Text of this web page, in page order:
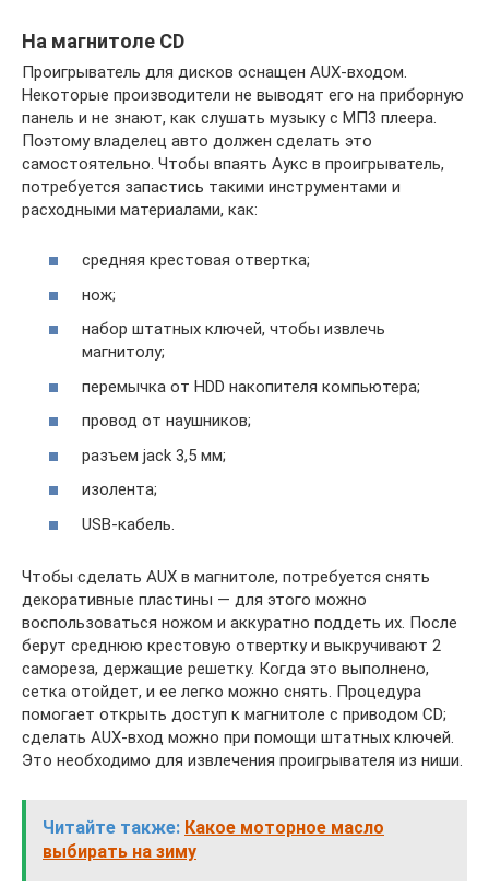
На магнитоле CD
Проигрыватель для дисков оснащен AUX-входом.
Некоторые производители не выводят его на приборную
панель и не знают, как слушать музыку с МП3 плеера.
Поэтому владелец авто должен сделать это
самостоятельно. Чтобы впаять Аукс в проигрыватель,
потребуется запастись такими инструментами и
расходными материалами, как:
средняя крестовая отвертка;
нож;
набор штатных ключей, чтобы извлечь
магнитолу;
перемычка от HDD накопителя компьютера;
провод от наушников;
разъем jack 3,5 мм;
изолента;
USB-кабель.
Чтобы сделать AUX в магнитоле, потребуется снять
декоративные пластины — для этого можно
воспользоваться ножом и аккуратно поддеть их. После
берут среднюю крестовую отвертку и выкручивают 2
самореза, держащие решетку. Когда это выполнено,
сетка отойдет, и ее легко можно снять. Процедура
помогает открыть доступ к магнитоле с приводом CD;
сделать AUX-вход можно при помощи штатных ключей.
Это необходимо для извлечения проигрывателя из ниши.
Читайте также: Какое моторное масло
выбирать на зиму